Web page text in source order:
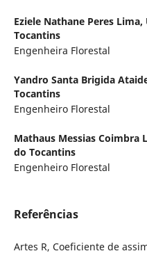
Eziele Nathane Peres Lima,
Tocantins
Engenheira Florestal
Yandro Santa Brigida
Tocantins
Engenheiro Florestal
Mathaus Messias Coimbra
do Tocantins
Engenheiro Florestal
Referências
Artes R, Coeficiente de